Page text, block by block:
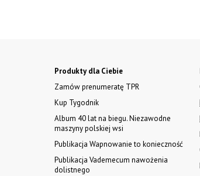
Produkty dla Ciebie
Zamów prenumeratę TPR
Kup Tygodnik
Album 40 lat na biegu. Niezawodne
maszyny polskiej wsi
Publikacja Wapnowanie to konieczność
Publikacja Vademecum nawożenia
dolistnego